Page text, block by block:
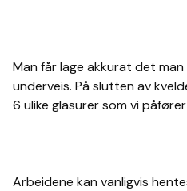
Man får lage akkurat det
underveis. På slutten av
6 ulike glasurer som vi
Arbeidene kan vanligvis